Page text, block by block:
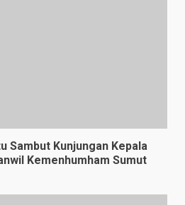
Sambut Kunjungan Kepala
Kemenhumham Sumut